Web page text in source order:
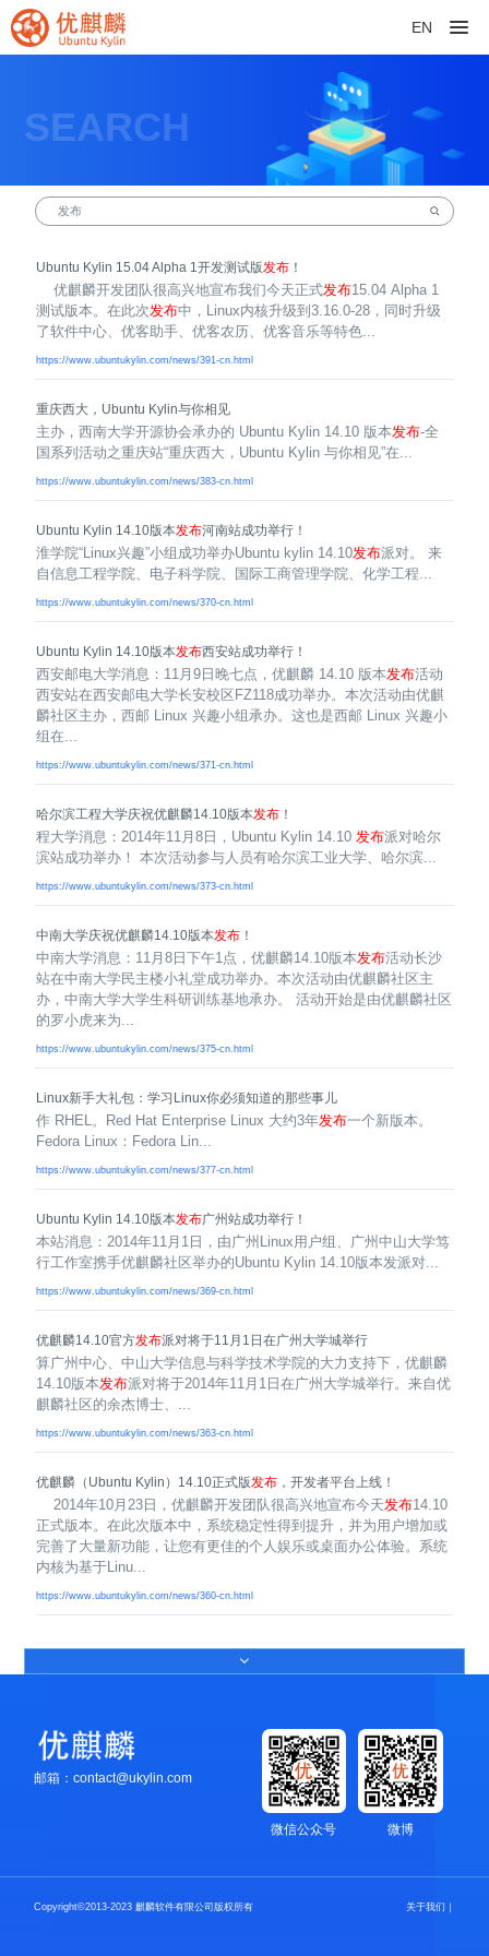
EN
SEARCH
Ubuntu Kylin 15.04 Alpha 1开发测试版发布 ！
优麒麟开发团队很高兴地宣布我们今天正式发布15.04 Alpha 1
测试版本。在此次发布中，Linux内核升级到3.16.0-28，同时升级
了软件中心、优客助手、优客农历、优客音乐等特色...
https://www.ubuntukylin.com/news/391-cn.html
重庆西大，Ubuntu Kylin与你相见
主办，西南大学开源协会承办的 Ubuntu Kylin 14.10 版本发布-全
国系列活动之重庆站“重庆西大，Ubuntu Kylin 与你相见”在...
https://www.ubuntukylin.com/news/383-cn.html
Ubuntu Kylin 14.10版本发布河南站成功举行！
淮学院“Linux兴趣”小组成功举办Ubuntu kylin 14.10发布派对。 来
自信息工程学院、电子科学院、国际工商管理学院、化学工程...
https://www.ubuntukylin.com/news/370-cn.html
Ubuntu Kylin 14.10版本发布西安站成功举行！
西安邮电大学消息：11月9日晚七点，优麒麟 14.10 版本发布活动
西安站在西安邮电大学长安校区FZ118成功举办。本次活动由优麒
麟社区主办，西邮 Linux 兴趣小组承办。这也是西邮 Linux 兴趣小
组在...
https://www.ubuntukylin.com/news/371-cn.html
哈尔滨工程大学庆祝优麒麟14.10版本发布 ！
程大学消息：2014年11月8日，Ubuntu Kylin 14.10发布派对哈尔
滨站成功举办！ 本次活动参与人员有哈尔滨工业大学、哈尔滨...
https://www.ubuntukylin.com/news/373-cn.html
中南大学庆祝优麒麟14.10版本发布 ！
中南大学消息：11月8日下午1点，优麒麟14.10版本发布活动长沙
站在中南大学民主楼小礼堂成功举办。本次活动由优麒麟社区主
办，中南大学大学生科研训练基地承办。 活动开始是由优麒麟社区
的罗小虎来为...
https://www.ubuntukylin.com/news/375-cn.html
Linux新手大礼包：学习Linux你必须知道的那些事儿
作 RHEL。Red Hat Enterprise Linux 大约3年发布一个新版本。
Fedora Linux：Fedora Lin...
https://www.ubuntukylin.com/news/377-cn.html
Ubuntu Kylin 14.10版本发布广州站成功举行！
本站消息：2014年11月1日，由广州Linux用户组、广州中山大学笃
行工作室携手优麒麟社区举办的Ubuntu Kylin 14.10版本发派对...
https://www.ubuntukylin.com/news/369-cn.html
优麒麟14.10官方发布派对将于11月1日在广州大学城举行
算广州中心、中山大学信息与科学技术学院的大力支持下，优麒麟
14.10版本发布派对将于2014年11月1日在广州大学城举行。来自优
麒麟社区的余杰博士、...
https://www.ubuntukylin.com/news/363-cn.html
优麒麟（Ubuntu Kylin）14.10正式版发布 ，开发者平台上线！
2014年10月23日，优麒麟开发团队很高兴地宣布今天发布14.10
正式版本。在此次版本中，系统稳定性得到提升，并为用户增加或
完善了大量新功能，让您有更佳的个人娱乐或桌面办公体验。系统
内核为基于Linu...
https://www.ubuntukylin.com/news/360-cn.html
邮箱：contact@ukylin.com
微博
微信公众号
Copyright©2013-2023 麒麟软件有限公司版权所有 关于我们 ｜